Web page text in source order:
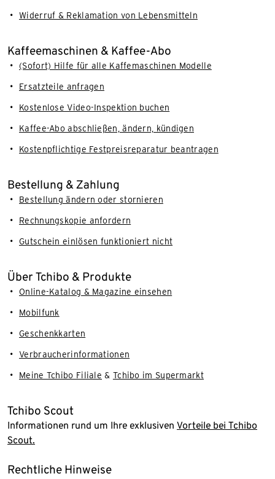
Widerruf & Reklamation von Lebensmitteln
Kaffeemaschinen & Kaffee-Abo
(Sofort) Hilfe für alle Kaffemaschinen Modelle
Ersatzteile anfragen
Kostenlose Video-Inspektion buchen
Kaffee-Abo abschließen, ändern, kündigen
Kostenpflichtige Festpreisreparatur beantragen
Bestellung & Zahlung
Bestellung ändern oder stornieren
Rechnungskopie anfordern
Gutschein einlösen funktioniert nicht
Über Tchibo & Produkte
Online-Katalog & Magazine einsehen
Mobilfunk
Geschenkkarten
Verbraucherinformationen
Meine Tchibo Filiale & Tchibo im Supermarkt
Tchibo Scout
Informationen rund um Ihre exklusiven Vorteile bei Tchibo
Scout.
Rechtliche Hinweise